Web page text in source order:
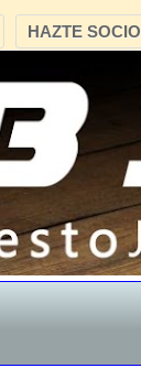
HAZTE SOCIO